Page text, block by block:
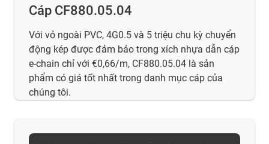
Cáp CF880.05.04
Với vỏ ngoài PVC, 4G0.5 và 5 triệu chu kỳ chuyển
động kép được đảm bảo trong xích nhựa dẫn cáp
e-chain chỉ với €0,66/m, CF880.05.04 là sản
phẩm có giá tốt nhất trong danh mục cáp của
chúng tôi.